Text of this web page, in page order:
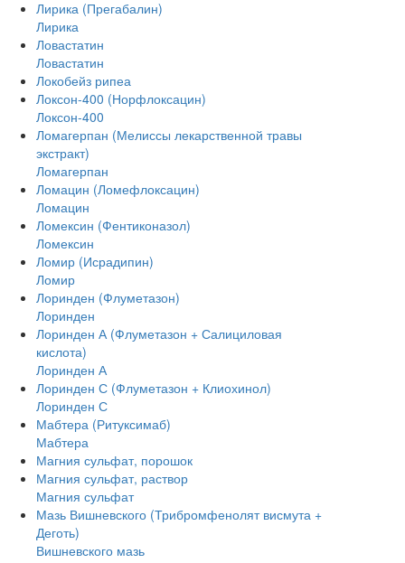
Лирика (Прегабалин)
Лирика
Ловастатин
Ловастатин
Локобейз рипеа
Локсон-400 (Норфлоксацин)
Локсон-400
Ломагерпан (Мелиссы лекарственной травы
экстракт)
Ломагерпан
Ломацин (Ломефлоксацин)
Ломацин
Ломексин (Фентиконазол)
Ломексин
Ломир (Исрадипин)
Ломир
Лоринден (Флуметазон)
Лоринден
Лоринден А (Флуметазон + Салициловая
кислота)
Лоринден А
Лоринден С (Флуметазон + Клиохинол)
Лоринден С
Мабтера (Ритуксимаб)
Мабтера
Магния сульфат, порошок
Магния сульфат, раствор
Магния сульфат
Мазь Вишневского (Трибромфенолят висмута +
Деготь)
Вишневского мазь